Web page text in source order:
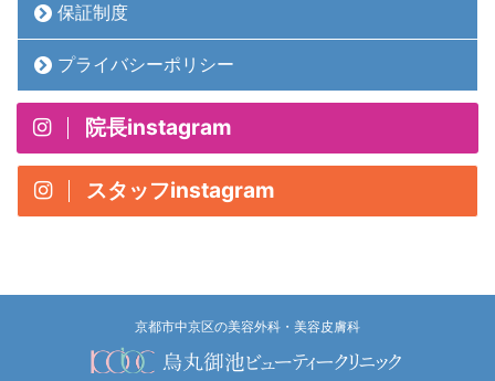
保証制度
プライバシーポリシー
院長instagram
スタッフinstagram
京都市中京区の美容外科・美容皮膚科